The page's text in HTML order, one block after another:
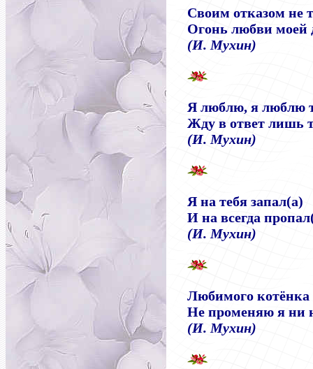
Своим отказом не
Огонь любви моей
(И. Мухин)
Я люблю, я люблю
Жду в ответ лишь
(И. Мухин)
Я на тебя запал(а)
И на всегда
(И. Мухин)
Любимого котёнка
Не променяю я ни
(И. Мухин)